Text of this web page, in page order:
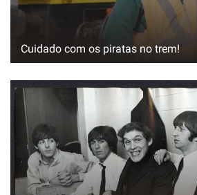
Cuidado com os piratas no trem!